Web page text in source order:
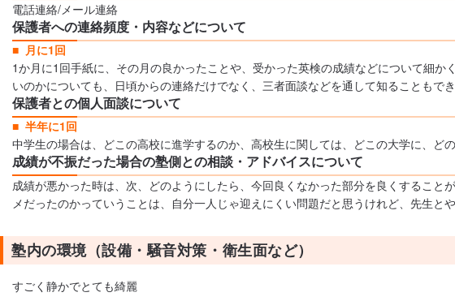
電話連絡/メール連絡
保護者への連絡頻度・内容などについて
月に1回
1か月に1回手紙に、その月の良かったことや、受かった英検の成績などについて細
いのかについても、日頃からの連絡だけでなく、三者面談などを通して知ることもでき
保護者との個人面談について
半年に1回
中学生の場合は、どこの高校に進学するのか、高校生に関しては、どこの大学に、ど
成績が不振だった場合の塾側との相談・アドバイスについて
成績が悪かった時は、次、どのようにしたら、今回良くなかった部分を良くするこ
メだったのかっていうことは、自分一人じゃ迎えにくい問題だと思うけれど、先生と
塾内の環境（設備・騒音対策・衛生面など）
すごく静かでとても綺麗